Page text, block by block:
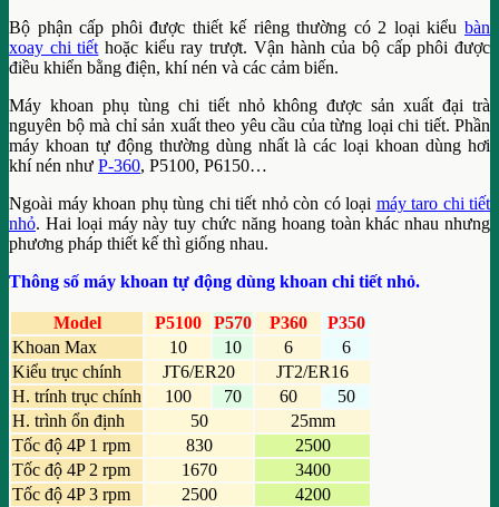
Bộ phận cấp phôi được thiết kế riêng thường có 2 loại kiểu bàn
xoay chi tiết hoặc kiểu ray trượt. Vận hành của bộ cấp phôi được
điều khiển bằng điện, khí nén và các cảm biến.
Máy khoan phụ tùng chi tiết nhỏ không được sản xuất đại trà
nguyên bộ mà chỉ sản xuất theo yêu cầu của từng loại chi tiết. Phần
máy khoan tự động thường dùng nhất là các loại khoan dùng hơi
khí nén như P-360, P5100, P6150…
Ngoài máy khoan phụ tùng chi tiết nhỏ còn có loại máy taro chi tiết
nhỏ. Hai loại máy này tuy chức năng hoang toàn khác nhau nhưng
phương pháp thiết kế thì giống nhau.
Thông số máy khoan tự động dùng khoan chi tiết nhỏ.
Model P5100 P570 P360
P350
Khoan Max
10 10 6
6
Kiểu trục chính
JT6/ER20
JT2/ER16
H. trính trục chính
100 70 60
50
H. trình ổn định
50
25mm
Tốc độ 4P 1 rpm
830
2500
Tốc độ 4P 2 rpm
1670
3400
Tốc độ 4P 3 rpm
2500
4200